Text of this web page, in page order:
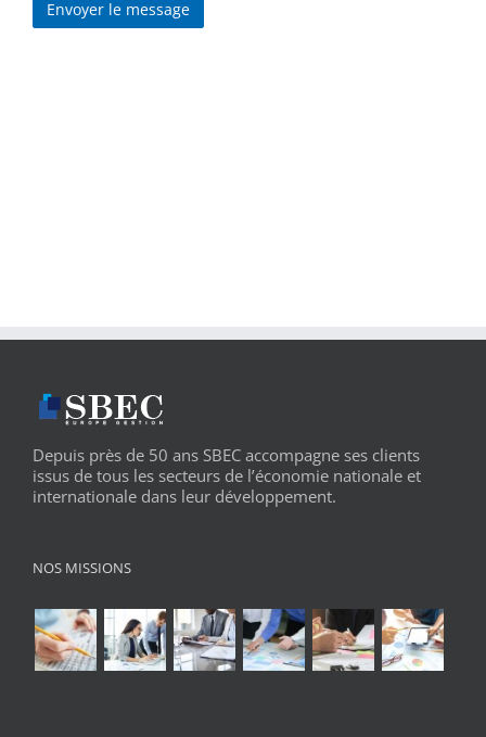
Depuis près de 50 ans SBEC accompagne ses clients
issus de tous les secteurs de l’économie nationale et
internationale dans leur développement.
NOS MISSIONS